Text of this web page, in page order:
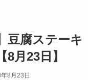
豆腐ステー
月23日】
8月23日